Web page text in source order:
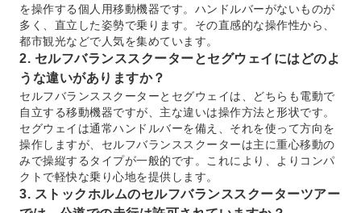
を操作する個人用移動機器です。ハンドルバーがないものが
多く、直立した姿勢で乗ります。その直感的な操作性から、
都市観光などで人気を集めています。
2. セルフバランススクーターとセグウェイにはどのよ
うな違いがありますか？
セルフバランススクーターとセグウェイは、どちらも電動で
自立する移動機器ですが、主な違いは操作方法と形状です。
セグウェイは通常ハンドルバーを備え、それを使って方向を
操作しますが、セルフバランススクーターは主に重心移動の
みで操縦するタイプが一般的です。これにより、よりコンパ
クトで軽快な乗り心地を提供します。
3. ストックホルムのセルフバランススクーターツアー